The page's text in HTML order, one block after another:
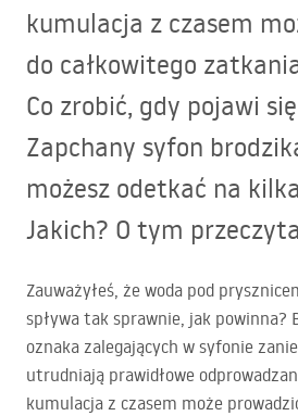
kumulacja z czasem
do całkowitego
Co zrobić, gdy pojawi
Zapchany syfon
możesz odetkać na
Jakich? O tym
Zauważyłeś, że woda pod
spływa tak sprawnie, jak powinna?
oznaka zalegających w syfonie
utrudniają prawidłowe
kumulacja z czasem może